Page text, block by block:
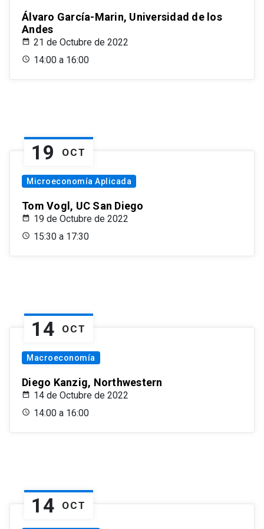
Álvaro García-Marin, Universidad de los
Andes
21 de Octubre de 2022
14:00 a 16:00
19 OCT
Microeconomía Aplicada
Tom Vogl, UC San Diego
19 de Octubre de 2022
15:30 a 17:30
14 OCT
Macroeconomía
Diego Kanzig, Northwestern
14 de Octubre de 2022
14:00 a 16:00
14 OCT